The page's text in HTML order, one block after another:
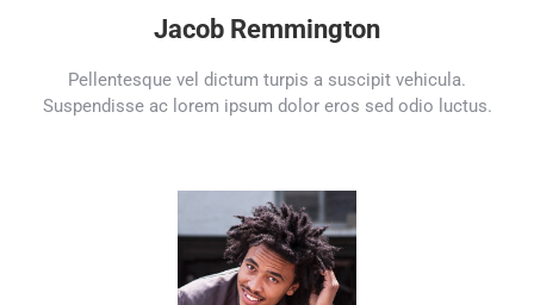
Jacob Remmington
Pellentesque vel dictum turpis a suscipit vehicula.
Suspendisse ac lorem ipsum dolor eros sed odio luctus.